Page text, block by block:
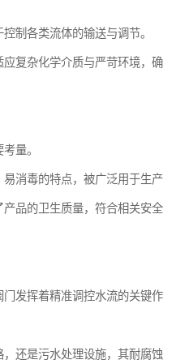
制各类流体的输送与调节。
复杂化学介质与严苛环境，确
量。
消毒的特点，被广泛用于生产
品的卫生质量，符合相关安全
发挥着精准调控水流的关键作
还是污水处理设施，其耐腐蚀